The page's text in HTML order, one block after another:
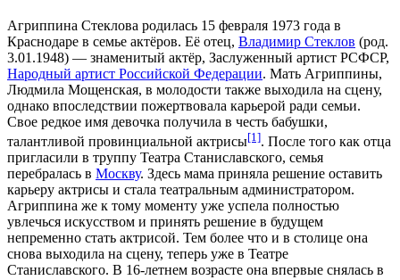
Агриппина Стеклова родилась 15 февраля 1973 года в
Краснодаре в семье актёров. Её отец, Владимир Стеклов (род.
3.01.1948) — знаменитый актёр, Заслуженный артист РСФСР,
Народный артист Российской Федерации. Мать Агриппины,
Людмила Мощенская, в молодости также выходила на сцену,
однако впоследствии пожертвовала карьерой ради семьи.
Свое редкое имя девочка получила в честь бабушки,
талантливой провинциальной актрисы[1]. После того как отца
пригласили в труппу Театра Станиславского, семья
перебралась в Москву. Здесь мама приняла решение оставить
карьеру актрисы и стала театральным администратором.
Агриппина же к тому моменту уже успела полностью
увлечься искусством и принять решение в будущем
непременно стать актрисой. Тем более что и в столице она
снова выходила на сцену, теперь уже в Театре
Станиславского. В 16-летнем возрасте она впервые снялась в